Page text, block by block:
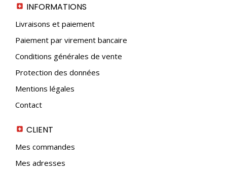
INFORMATIONS
Livraisons et paiement
Paiement par virement bancaire
Conditions générales de vente
Protection des données
Mentions légales
Contact
CLIENT
Mes commandes
Mes adresses